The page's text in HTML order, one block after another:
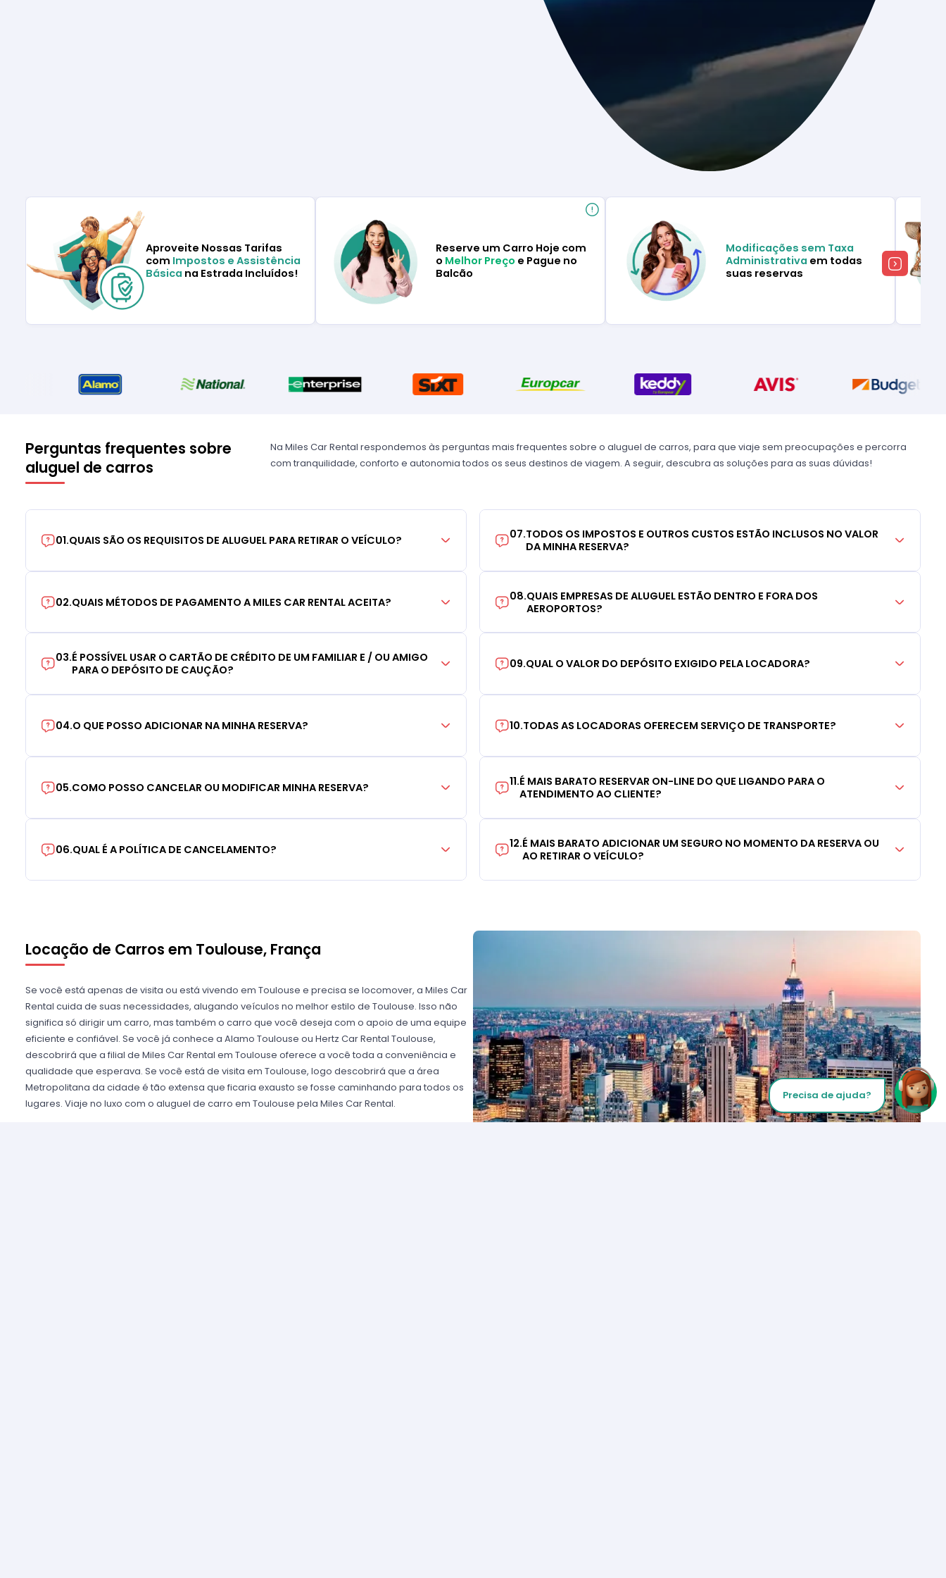
Aproveite Nossas Tarifas
com Impostos e Assistência
Básica na Estrada Incluídos!
Reserve um Carro Hoje com
o Melhor Preço e Pague no
Balcão
Modificações sem Taxa
Administrativa em todas
suas reservas
Perguntas frequentes sobre
aluguel de carros
Na Miles Car Rental respondemos às perguntas mais frequentes sobre o aluguel de carros, para que viaje sem preocupações e percorra
com tranquilidade, conforto e autonomia todos os seus destinos de viagem. A seguir, descubra as soluções para as suas dúvidas!
01.QUAIS SÃO OS REQUISITOS DE ALUGUEL PARA RETIRAR O VEÍCULO?
02.QUAIS MÉTODOS DE PAGAMENTO A MILES CAR RENTAL ACEITA?
03.É POSSÍVEL USAR O CARTÃO DE CRÉDITO DE UM FAMILIAR E / OU AMIGO
PARA O DEPÓSITO DE CAUÇÃO?
04.O QUE POSSO ADICIONAR NA MINHA RESERVA?
05.COMO POSSO CANCELAR OU MODIFICAR MINHA RESERVA?
06.QUAL É A POLÍTICA DE CANCELAMENTO?
07.TODOS OS IMPOSTOS E OUTROS CUSTOS ESTÃO INCLUSOS NO VALOR
DA MINHA RESERVA?
08.QUAIS EMPRESAS DE ALUGUEL ESTÃO DENTRO E FORA DOS
AEROPORTOS?
09.QUAL O VALOR DO DEPÓSITO EXIGIDO PELA LOCADORA?
10.TODAS AS LOCADORAS OFERECEM SERVIÇO DE TRANSPORTE?
11.É MAIS BARATO RESERVAR ON-LINE DO QUE LIGANDO PARA O
ATENDIMENTO AO CLIENTE?
12.É MAIS BARATO ADICIONAR UM SEGURO NO MOMENTO DA RESERVA OU
AO RETIRAR O VEÍCULO?
Precisa de ajuda?
Locação de Carros em Toulouse, França
Se você está apenas de visita ou está vivendo em Toulouse e precisa se locomover, a Miles Car
Rental cuida de suas necessidades, alugando veículos no melhor estilo de Toulouse. Isso não
significa só dirigir um carro, mas também o carro que você deseja com o apoio de uma equipe
eficiente e confiável. Se você já conhece a Alamo Toulouse ou Hertz Car Rental Toulouse,
descobrirá que a filial de Miles Car Rental em Toulouse oferece a você toda a conveniência e
qualidade que esperava. Se você está de visita em Toulouse, logo descobrirá que a área
Metropolitana da cidade é tão extensa que ficaria exausto se fosse caminhando para todos os
lugares. Viaje no luxo com o aluguel de carro em Toulouse pela Miles Car Rental.